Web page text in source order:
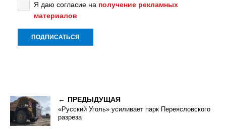
Я даю согласие на получение рекламных
материалов
ПРЕДЫДУЩАЯ
«Русский Уголь» усиливает парк Переясловского
разреза